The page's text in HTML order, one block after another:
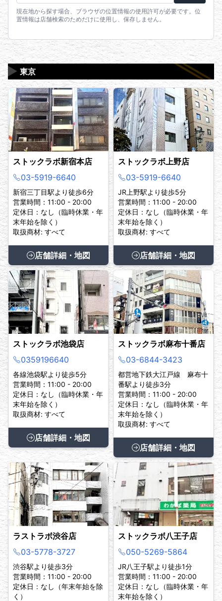
現在地から探す場合、ブラウザの位置情報の使用許可が必要です。位
置情報は店舗検索のためだけに使用し、保存しません。
東京
▶
ストックラボ新宿本店
03-5919-6640
新宿三丁目駅より徒歩6分
営業時間：11:00 - 20:00
定休日：なし（臨時休業・年
末年始を除く）
取扱商材: すべて
店舗詳細・地図
ストックラボ上野店
03-5919-6640
JR上野駅より徒歩5分
営業時間：11:00 - 20:00
定休日：なし（臨時休業・年
末年始を除く）
取扱商材: すべて
店舗詳細・地図
ストックラボ池袋店
0359196640
各線池袋駅より徒歩5分
営業時間：11:00 - 20:00
定休日：なし（臨時休業・年
末年始を除く）
取扱商材: すべて
店舗詳細・地図
ストックラボ麻布十番店
03-6844-3423
都営地下鉄大江戸線 麻布十
番駅より徒歩3分
営業時間：11:00 - 20:00
定休日：なし（臨時休業・年
末年始を除く）
取扱商材: すべて
店舗詳細・地図
ラストラボ渋谷店
03-5778-3727
渋谷駅より徒歩3分
営業時間：11:00 - 20:00
定休日：なし（年末年始を除
く）
ストックラボ八王子店
050-5269-5864
JR八王子駅より徒歩1分
営業時間：11:00 - 20:00
定休日：なし（臨時休業・年
末年始を除く）